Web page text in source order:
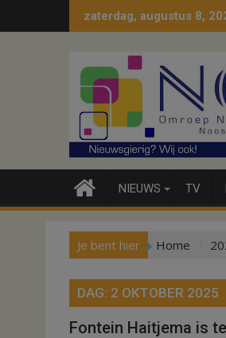
naar
zaterdag, augustus 8,
NIEUWS TV
Je bent hier Home
DAG: 2 OKTOBER 2025
Fontein Haitjema is